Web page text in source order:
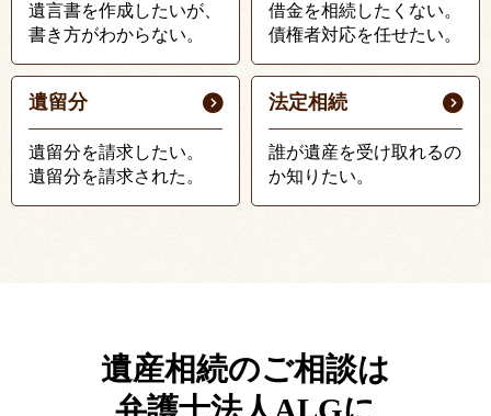
遺言書を作成したいが、
書き方がわからない。
借金を相続したくない。
債権者対応を任せたい。
遺留分
遺留分を請求したい。
遺留分を請求された。
法定相続
誰が遺産を受け取れるの
か知りたい。
遺産相続のご相談は